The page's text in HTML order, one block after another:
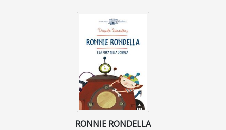
RONNIE RONDELLA